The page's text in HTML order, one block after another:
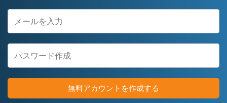
無料アカウントを作成する